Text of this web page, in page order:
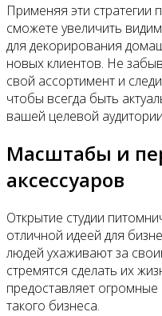
Применяя эти
сможете увеличить
для декорирования
новых клиентов. Не
свой ассортимент и
чтобы всегда быть
вашей целевой
Масштабы и
аксессуаров
Открытие студии
отличной идеей для
людей ухаживают за
стремятся сделать их
предоставляет
такого бизнеса.